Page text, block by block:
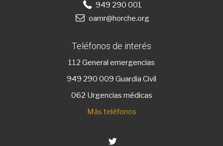
949 290 001
oamr@horche.org
Teléfonos de interés
112 General emergencias
949 290 009 Guardia Civil
062 Urgencias médicas
Más teléfonos